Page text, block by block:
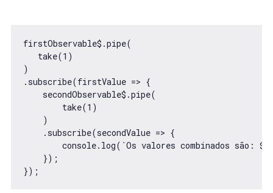
firstObservable$.pipe(
   take(1)
)
.subscribe(firstValue => {
    secondObservable$.pipe(
        take(1)
    )
    .subscribe(secondValue => {
console.log(`Os valores combinados são:
    });
});